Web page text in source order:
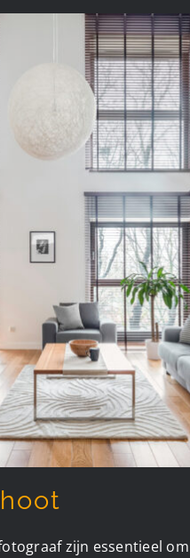
zijn essentieel